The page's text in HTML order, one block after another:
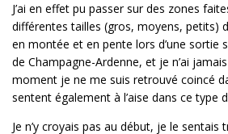
J’ai en effet pu passer sur des zones
différentes tailles (gros, moyens, petits)
en montée et en pente lors d’une sortie
de Champagne-Ardenne, et je n’ai
moment je ne me suis retrouvé coincé
sentent également à l’aise dans ce type
Je n’y croyais pas au début, je le sentais